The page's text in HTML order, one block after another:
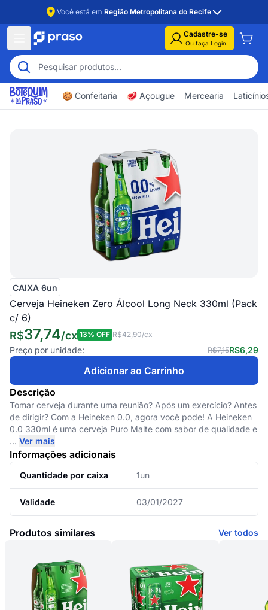
Você está em Região Metropolitana do Recife
Cadastre-se
Ou faça Login
🍪 Confeitaria 🥩 Açougue Mercearia
Descrição
Tomar cerveja durante uma reunião? Após um exercício? Antes
de dirigir? Com a Heineken 0.0, agora você pode! A Heineken
0.0 330ml é uma cerveja Puro Malte com sabor de qualidade e
... Ver mais
Informações adicionais
Quantidade por caixa 1un
Validade 03/01/2027
CAIXA 6un
Cerveja Heineken Zero Álcool Long Neck 330ml (Pack
c/ 6)
R$37,74/cx 13% OFF R$42,90/cx
Preço por unidade: R$7,15R$6,29
Adicionar ao Carrinho
Produtos similares Ver todos